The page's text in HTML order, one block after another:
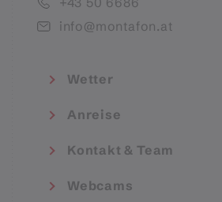
info@montafon.at
Wetter
Anreise
Kontakt & Team
Webcams